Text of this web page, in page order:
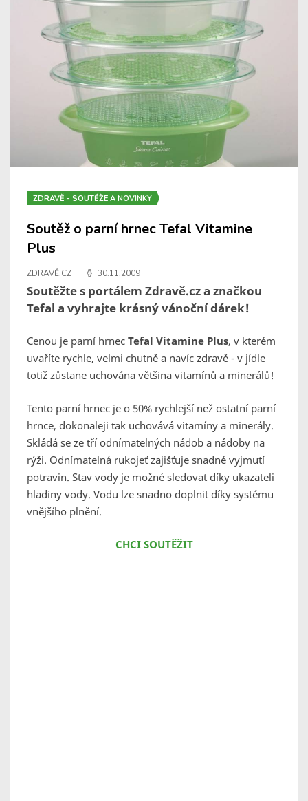
ZDRAVĚ - SOUTĚŽE A NOVINKY
Soutěž o parní hrnec Tefal Vitamine
Plus
ZDRAVĚ.CZ 30.11.2009
Soutěžte s portálem Zdravě.cz a značkou
Tefal a vyhrajte krásný vánoční dárek!
Cenou je parní hrnec Tefal Vitamine Plus, v kterém
uvaříte rychle, velmi chutně a navíc zdravě - v jídle
totiž zůstane uchována většina vitamínů a minerálů!
Tento parní hrnec je o 50% rychlejší než ostatní parní
hrnce, dokonaleji tak uchovává vitamíny a minerály.
Skládá se ze tří odnímatelných nádob a nádoby na
rýži. Odnímatelná rukojeť zajišťuje snadné vyjmutí
potravin. Stav vody je možné sledovat díky ukazateli
hladiny vody. Vodu lze snadno doplnit díky systému
vnějšího plnění.
CHCI SOUTĚŽIT